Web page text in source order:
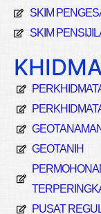
SKIM
SKIM
GEOTANIH
PUSAT